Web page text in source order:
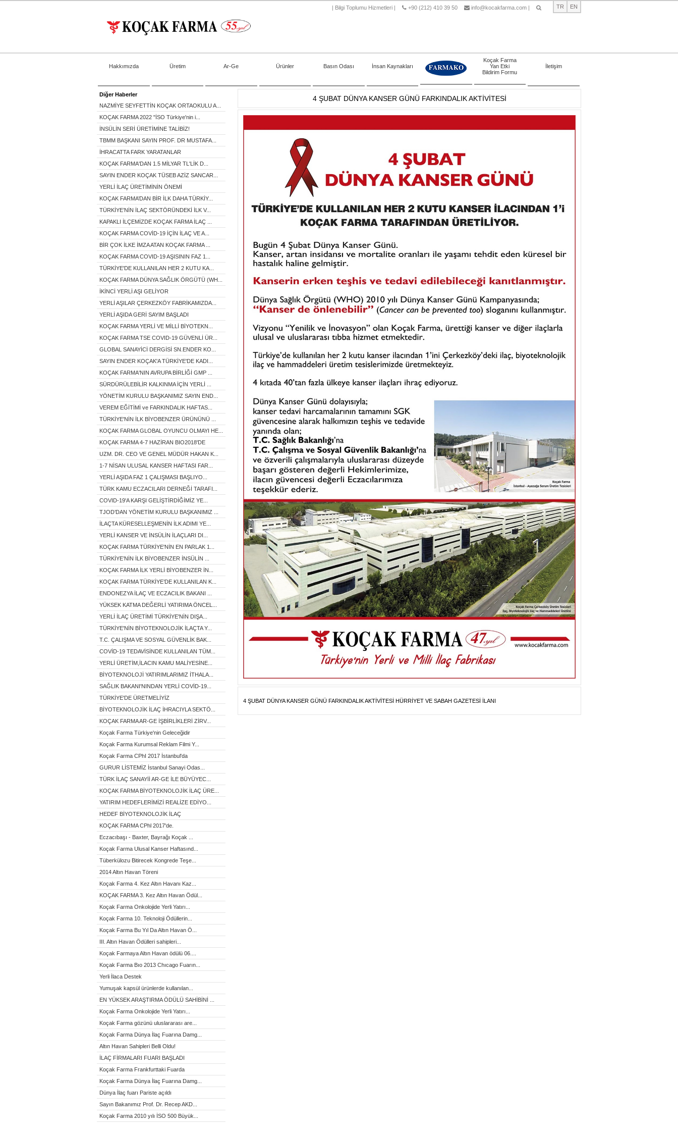
| Bilgi Toplumu Hizmetleri | +90 (212) 410 39 50 info@kocakfarma.com | TR EN
Hakkımızda Üretim Ar-Ge Ürünler Basın Odası İnsan Kaynakları
Koçak Farma
Yan Etki
Bildirim Formu
İletişim
Diğer Haberler
NAZMİYE SEYFETTİN KOÇAK ORTAOKULU A...
KOÇAK FARMA 2022 "İSO Türkiye'nin i...
İNSÜLİN SERİ ÜRETİMİNE TALİBİZ!
TBMM BAŞKANI SAYIN PROF. DR MUSTAFA...
İHRACATTA FARK YARATANLAR
KOÇAK FARMA'DAN 1.5 MİLYAR TL'LİK D...
SAYIN ENDER KOÇAK TÜSEB AZİZ SANCAR...
YERLİ İLAÇ ÜRETİMİNİN ÖNEMİ
KOÇAK FARMA’DAN BİR İLK DAHA TÜRKİY...
TÜRKİYE’NİN İLAÇ SEKTÖRÜNDEKİ İLK V...
KAPAKLI İLÇEMİZDE KOÇAK FARMA İLAÇ ...
KOÇAK FARMA COVİD-19 İÇİN İLAÇ VE A...
BİR ÇOK İLKE İMZA ATAN KOÇAK FARMA ...
KOÇAK FARMA COVID-19 AŞISININ FAZ 1...
TÜRKİYE'DE KULLANILAN HER 2 KUTU KA...
KOÇAK FARMA DÜNYA SAĞLIK ÖRGÜTÜ (WH...
İKİNCİ YERLİ AŞI GELİYOR
YERLİ AŞILAR ÇERKEZKÖY FABRİKAMIZDA...
YERLİ AŞIDA GERİ SAYIM BAŞLADI
KOÇAK FARMA YERLİ VE MİLLİ BİYOTEKN...
KOÇAK FARMA TSE COVID-19 GÜVENLİ ÜR...
GLOBAL SANAYİCİ DERGİSİ SN.ENDER KO...
SAYIN ENDER KOÇAK'A TÜRKİYE'DE KADI...
KOÇAK FARMA'NIN AVRUPA BİRLİĞİ GMP ...
SÜRDÜRÜLEBİLİR KALKINMA İÇİN YERLİ ...
YÖNETİM KURULU BAŞKANIMIZ SAYIN END...
VEREM EĞİTİMİ ve FARKINDALIK HAFTAS...
TÜRKİYE'NİN İLK BİYOBENZER ÜRÜNÜNÜ ...
KOÇAK FARMA GLOBAL OYUNCU OLMAYI HE...
KOÇAK FARMA 4-7 HAZİRAN BIO2018'DE
UZM. DR. CEO VE GENEL MÜDÜR HAKAN K...
1-7 NİSAN ULUSAL KANSER HAFTASI FAR...
YERLİ AŞIDA FAZ 1 ÇALIŞMASI BAŞLIYO...
TÜRK KAMU ECZACILARI DERNEĞİ TARAFI...
COVID-19'A KARŞI GELİŞTİRDİĞİMİZ YE...
TJOD’DAN YÖNETİM KURULU BAŞKANIMIZ ...
İLAÇTA KÜRESELLEŞMENİN İLK ADIMI YE...
YERLİ KANSER VE İNSÜLİN İLAÇLARI DI...
KOÇAK FARMA TÜRKİYE'NİN EN PARLAK 1...
TÜRKİYE’NİN İLK BİYOBENZER İNSÜLİN ...
KOÇAK FARMA İLK YERLİ BİYOBENZER İN...
KOÇAK FARMA TÜRKİYE’DE KULLANILAN K...
ENDONEZYA İLAÇ VE ECZACILIK BAKANI ...
YÜKSEK KATMA DEĞERLİ YATIRIMA ÖNCEL...
YERLİ İLAÇ ÜRETİMİ TÜRKİYE'NİN DIŞA...
TÜRKİYE'NİN BİYOTEKNOLOJİK İLAÇTA Y...
T.C. ÇALIŞMA VE SOSYAL GÜVENLİK BAK...
COVİD-19 TEDAVİSİNDE KULLANILAN TÜM...
YERLİ ÜRETİM,İLACIN KAMU MALİYESİNE...
BİYOTEKNOLOJİ YATIRIMLARIMIZ İTHALA...
SAĞLIK BAKANI'NINDAN YERLİ COVİD-19...
TÜRKİYE'DE ÜRETMELİYİZ
BİYOTEKNOLOJİK İLAÇ İHRACIYLA SEKTÖ...
KOÇAK FARMA AR-GE İŞBİRLİKLERİ ZİRV...
Koçak Farma Türkiye'nin Geleceğidir
Koçak Farma Kurumsal Reklam Filmi Y...
Koçak Farma CPhI 2017 İstanbul'da
GURUR LİSTEMİZ İstanbul Sanayi Odas...
TÜRK İLAÇ SANAYİİ AR-GE İLE BÜYÜYEC...
KOÇAK FARMA BİYOTEKNOLOJİK İLAÇ ÜRE...
YATIRIM HEDEFLERİMİZİ REALİZE EDİYO...
HEDEF BİYOTEKNOLOJİK İLAÇ
KOÇAK FARMA CPhl 2017'de.
Eczacıbaşı - Baxter, Bayrağı Koçak ...
Koçak Farma Ulusal Kanser Haftasınd...
Tüberkülozu Bitirecek Kongrede Teşe...
2014 Altın Havan Töreni
Koçak Farma 4. Kez Altın Havanı Kaz...
KOÇAK FARMA 3. Kez Altın Havan Ödül...
Koçak Farma Onkolojide Yerli Yatırı...
Koçak Farma 10. Teknoloji Ödüllerin...
Koçak Farma Bu Yıl Da Altın Havan Ö...
III. Altın Havan Ödülleri sahipleri...
Koçak Farmaya Altın Havan ödülü 06....
Koçak Farma Bıo 2013 Chıcago Fuarın...
Yerli İlaca Destek
Yumuşak kapsül ürünlerde kullanılan...
EN YÜKSEK ARAŞTIRMA ÖDÜLÜ SAHİBİNİ ...
Koçak Farma Onkolojide Yerli Yatırı...
Koçak Farma gözünü uluslararası are...
Koçak Farma Dünya İlaç Fuarına Damg...
Altın Havan Sahipleri Belli Oldu!
İLAÇ FİRMALARI FUARI BAŞLADI
Koçak Farma Frankfurttaki Fuarda
Koçak Farma Dünya İlaç Fuarına Damg...
Dünya İlaç fuarı Pariste açıldı
Sayın Bakanımız Prof. Dr. Recep AKD...
Koçak Farma 2010 yılı İSO 500 Büyük...
4 ŞUBAT DÜNYA KANSER GÜNÜ FARKINDALIK AKTİVİTESİ
4 ŞUBAT DÜNYA KANSER GÜNÜ FARKINDALIK AKTİVİTESİ HÜRRİYET VE SABAH GAZETESİ İLANI